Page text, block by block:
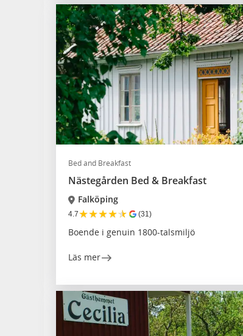
Bed and Breakfast
Nästegården Bed & Breakfast
Falköping
4.7★★★★★ (31)
Boende i genuin 1800-talsmiljö
Läs mer